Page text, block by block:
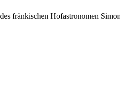
fränkischen Hofastronomen